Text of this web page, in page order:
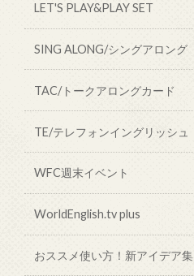
LET'S PLAY&PLAY SET
SING ALONG/シングアロング
TAC/トークアロングカード
TE/テレフォンイングリッシュ
WFC週末イベント
WorldEnglish.tv plus
おススメ使い方！新アイデア集